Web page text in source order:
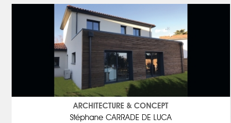
ARCHITECTURE & CONCEPT
Stéphane CARRADE DE LUCA